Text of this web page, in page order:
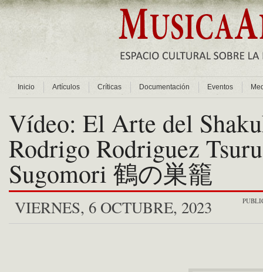
Inicio Artículos Críticas Documentación Eventos
Vídeo: El Arte del
Rodrigo Rodriguez
Sugomori 鶴の巣籠
VIERNES, 6 OCTUBRE, 2023